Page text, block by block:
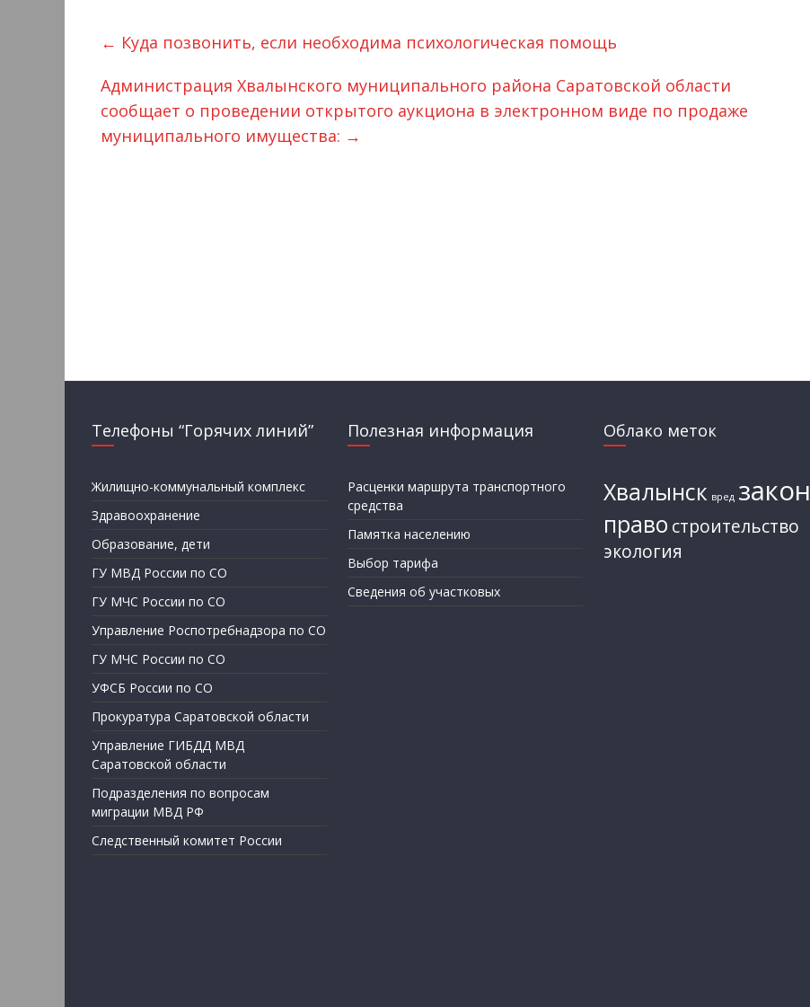
← Куда позвонить, если необходима психологическая помощь
Администрация Хвалынского муниципального района Саратовской области
сообщает о проведении открытого аукциона в электронном виде по продаже
муниципального имущества: →
Телефоны “Горячих линий”
Жилищно-коммунальный комплекс
Здравоохранение
Образование, дети
ГУ МВД России по СО
ГУ МЧС России по СО
Управление Роспотребнадзора по СО
ГУ МЧС России по СО
УФСБ России по СО
Прокуратура Саратовской области
Управление ГИБДД МВД
Саратовской области
Подразделения по вопросам
миграции МВД РФ
Следственный комитет России
Полезная информация
Расценки маршрута транспортного
средства
Памятка населению
Выбор тарифа
Сведения об участковых
Облако меток
Хвалынск вред закон
право строительство
экология